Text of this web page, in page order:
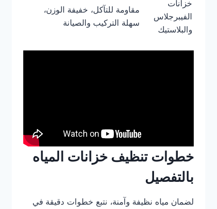
خزانات
الفيبرجلاس
والبلاستيك
مقاومة للتآكل، خفيفة الوزن،
سهلة التركيب والصيانة
خطوات تنظيف خزانات المياه
بالتفصيل
لضمان مياه نظيفة وآمنة، نتبع خطوات دقيقة في